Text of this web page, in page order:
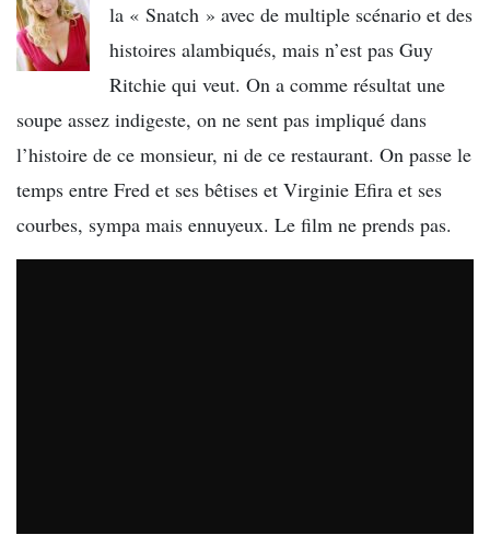
la « Snatch » avec de multiple scénario et des
histoires alambiqués, mais n’est pas Guy
Ritchie qui veut. On a comme résultat une
soupe assez indigeste, on ne sent pas impliqué dans
l’histoire de ce monsieur, ni de ce restaurant. On passe le
temps entre Fred et ses bêtises et Virginie Efira et ses
courbes, sympa mais ennuyeux. Le film ne prends pas.